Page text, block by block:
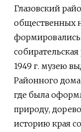
Глазовский
общественных
1949 г. музею
Районного дома
где была
природу,
историю края